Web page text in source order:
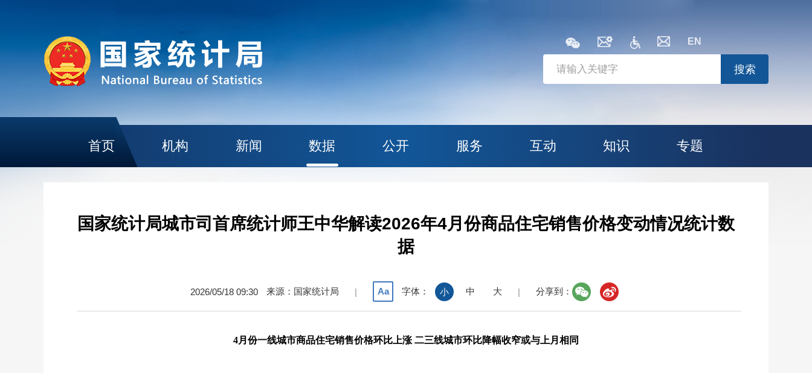
EN
搜索
首页 机构 新闻 数据 公开 服务 互动 知识 专题
国家统计局城市司首席统计师王中华解读2026年4月份商品住宅销售价格变动情况统计数
据
2026/05/18 09:30 来源：国家统计局 | Aa 字体： 小 中 大 | 分享到：
4月份一线城市商品住宅销售价格环比上涨 二三线城市环比降幅收窄或与上月相同